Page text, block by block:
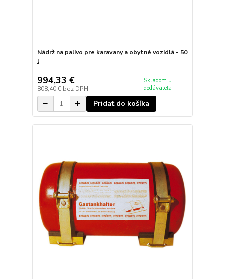
Nádrž na palivo pre karavany a obytné vozidlá - 50
l
994,33 €
808,40 € bez DPH
Skladom u
dodávateľa
Pridať do košíka